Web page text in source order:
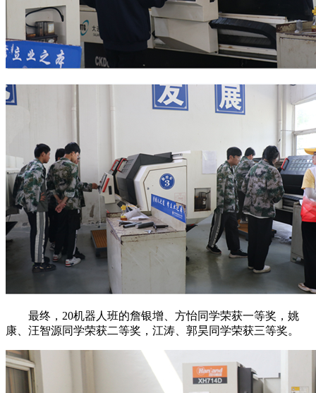
最终，20机器人班的詹银增、方怡同学荣获一等奖，姚
康、汪智源同学荣获二等奖，江涛、郭昊同学荣获三等奖。